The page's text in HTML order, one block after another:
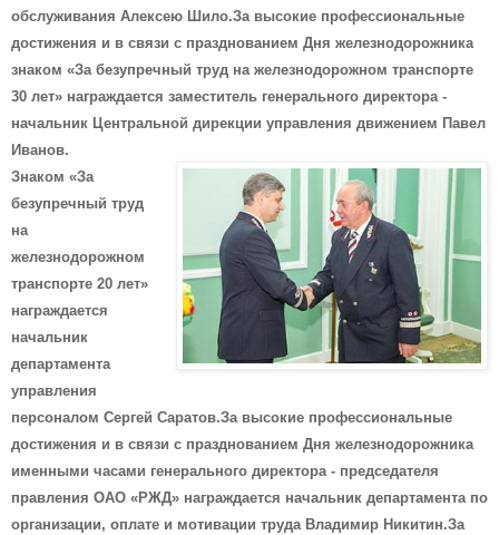
обслуживания Алексею Шило.За высокие профессиональные
достижения и в связи с празднованием Дня железнодорожника
знаком «За безупречный труд на железнодорожном транспорте
30 лет» награждается заместитель генерального директора -
начальник Центральной дирекции управления движением Павел
Иванов.
Знаком «За
безупречный труд
на
железнодорожном
транспорте 20 лет»
награждается
начальник
департамента
управления
персоналом Сергей Саратов.За высокие профессиональные
достижения и в связи с празднованием Дня железнодорожника
именными часами генерального директора - председателя
правления ОАО «РЖД» награждается начальник департамента по
организации, оплате и мотивации труда Владимир Никитин.За